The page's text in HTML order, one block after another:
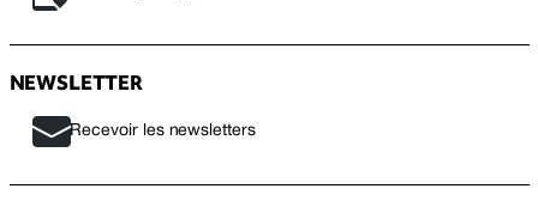
NEWSLETTER
Recevoir les newsletters